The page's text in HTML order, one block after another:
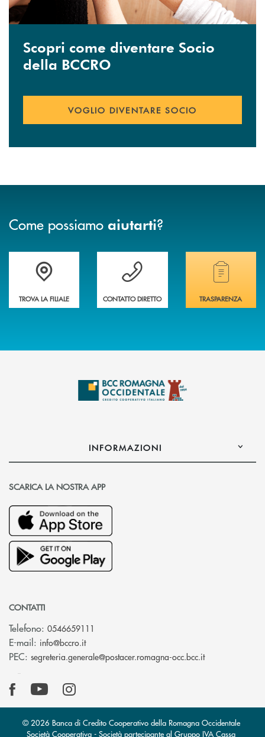
Scopri come diventare Socio
della BCCRO
VOGLIO DIVENTARE SOCIO
Come possiamo aiutarti?
Accedi all' elenco completo delle filiali della banca.
TROVA LA FILIALE
Hai bisogno di assistenza immediata?
CONTATTO DIRETTO
Hai bisogno di
TRASPARENZA
INFORMAZIONI
SCARICA LA NOSTRA APP
CONTATTI
Telefono: 0546659111
E-mail: info@bccro.it(si apre l’app di posta elettronica)
PEC: segreteria.generale@postacer.romagna-occ.bcc.it(si apre l’app
© 2026 Banca di Credito Cooperativo della Romagna Occidentale
Società Cooperativa - Società partecipante al Gruppo IVA Cassa